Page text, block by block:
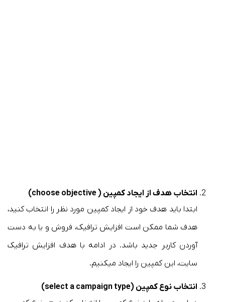
انتخاب هدف از ایجاد کمپین ( choose objective)
ابتدا باید هدف خود از ایجاد کمپین مورد نظر را انتخاب کنید،
هدف شما ممکن است افزایش ترافیک، فروش و یا به دست
آوردن کاربر جدید باشد. در ادامه با هدف افزایش ترافیک
سایت، این کمپین را ایجاد میکنیم.
انتخاب نوع کمپین (select a campaign type)